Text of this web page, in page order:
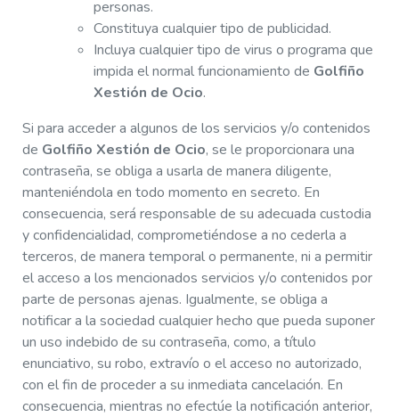
personas.
Constituya cualquier tipo de publicidad.
Incluya cualquier tipo de virus o programa que
impida el normal funcionamiento de Golfiño
Xestión de Ocio.
Si para acceder a algunos de los servicios y/o contenidos
de Golfiño Xestión de Ocio, se le proporcionara una
contraseña, se obliga a usarla de manera diligente,
manteniéndola en todo momento en secreto. En
consecuencia, será responsable de su adecuada custodia
y confidencialidad, comprometiéndose a no cederla a
terceros, de manera temporal o permanente, ni a permitir
el acceso a los mencionados servicios y/o contenidos por
parte de personas ajenas. Igualmente, se obliga a
notificar a la sociedad cualquier hecho que pueda suponer
un uso indebido de su contraseña, como, a título
enunciativo, su robo, extravío o el acceso no autorizado,
con el fin de proceder a su inmediata cancelación. En
consecuencia, mientras no efectúe la notificación anterior,